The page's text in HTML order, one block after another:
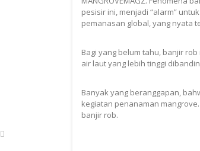
pesisir ini, menjadi “alarm”
pemanasan global, yang nyata
Bagi yang belum tahu, banjir
air laut yang lebih tinggi
Banyak yang beranggapan,
kegiatan penanaman
banjir rob.